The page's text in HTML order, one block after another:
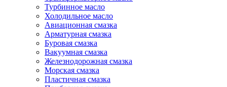
Турбинное масло
Холодильное масло
Авиационная смазка
Арматурная смазка
Буровая смазка
Вакуумная смазка
Железнодорожная смазка
Морская смазка
Пластичная смазка